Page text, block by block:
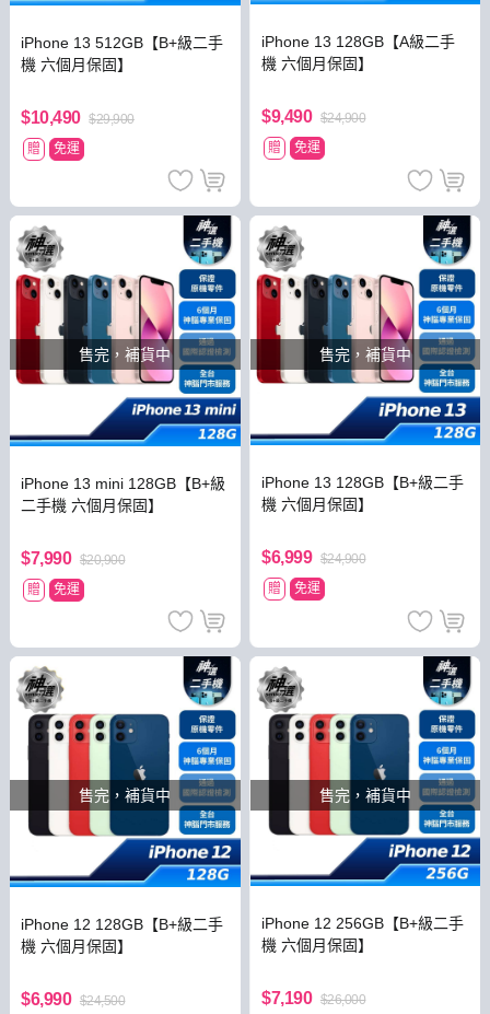
iPhone 13 512GB【B+級二手
機 六個月保固】
$10,490 $29,900
贈
免運
iPhone 13 128GB【A級二手
機 六個月保固】
$9,490 $24,900
贈
免運
售完，補貨中
iPhone 13 mini 128GB【B+級
二手機 六個月保固】
$7,990 $20,900
贈
免運
售完，補貨中
iPhone 13 128GB【B+級二手
機 六個月保固】
$6,999 $24,900
贈
免運
售完，補貨中
iPhone 12 128GB【B+級二手
機 六個月保固】
$6,990 $24,500
售完，補貨中
iPhone 12 256GB【B+級二手
機 六個月保固】
$7,190 $26,000